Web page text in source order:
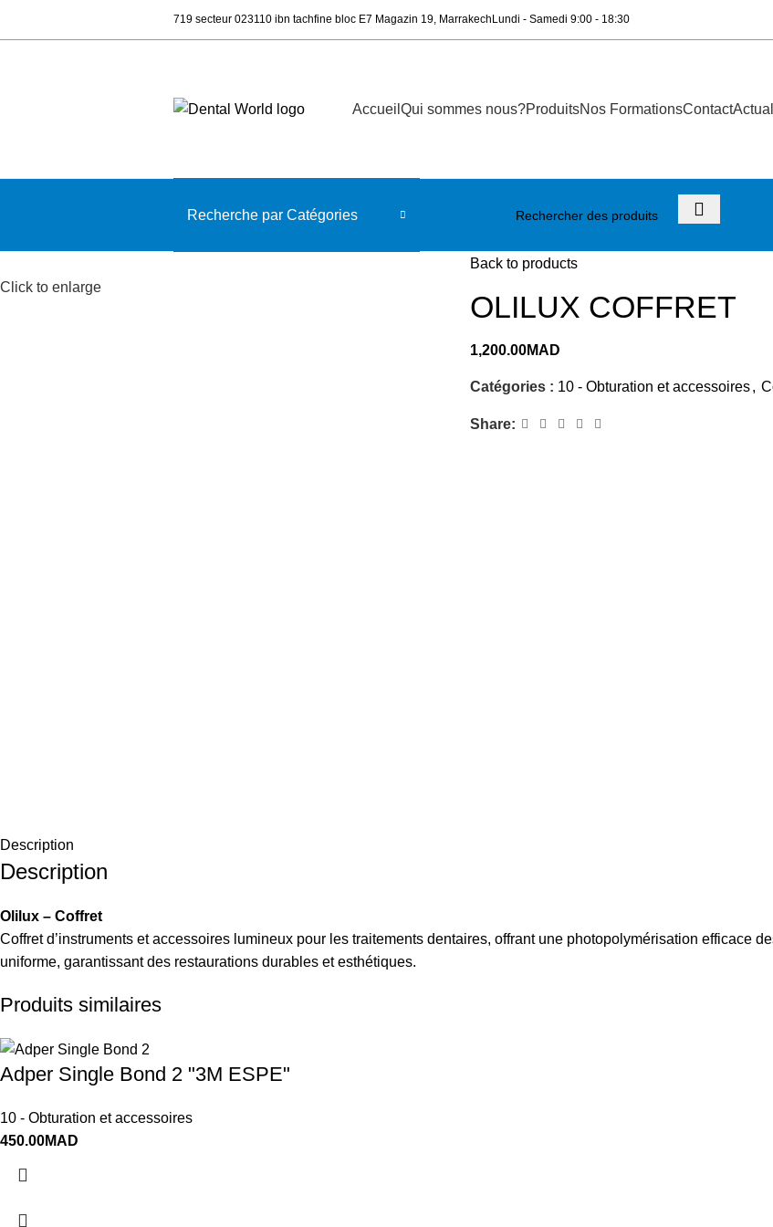
719 secteur 023110 ibn tachfine bloc E7 Magazin 19, Marrakech Lundi - Samedi 9:00 - 18:30
Accueil Qui sommes nous?ProduitsNos FormationsContact
Recherche par Catégories
Click to enlarge
Back to products
OLILUX COFFRET
1,200.00MAD
Catégories : 10 - Obturation et accessoires,
Share:
Description
Description
Olilux – Coffret
Coffret d’instruments et accessoires lumineux pour les traitements dentaires, offrant une photopolymérisation efficace
uniforme, garantissant des restaurations durables et esthétiques.
Produits similaires
Adper Single Bond 2 "3M ESPE"
10 - Obturation et accessoires
450.00MAD